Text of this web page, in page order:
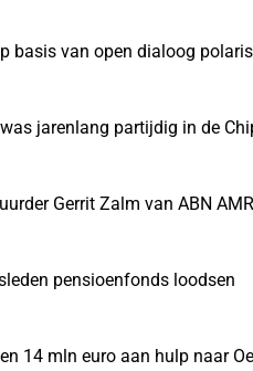
basis van open dialoog
jarenlang partijdig in de
Gerrit Zalm van ABN
pensioenfonds loodsen
14 mln euro aan hulp naar